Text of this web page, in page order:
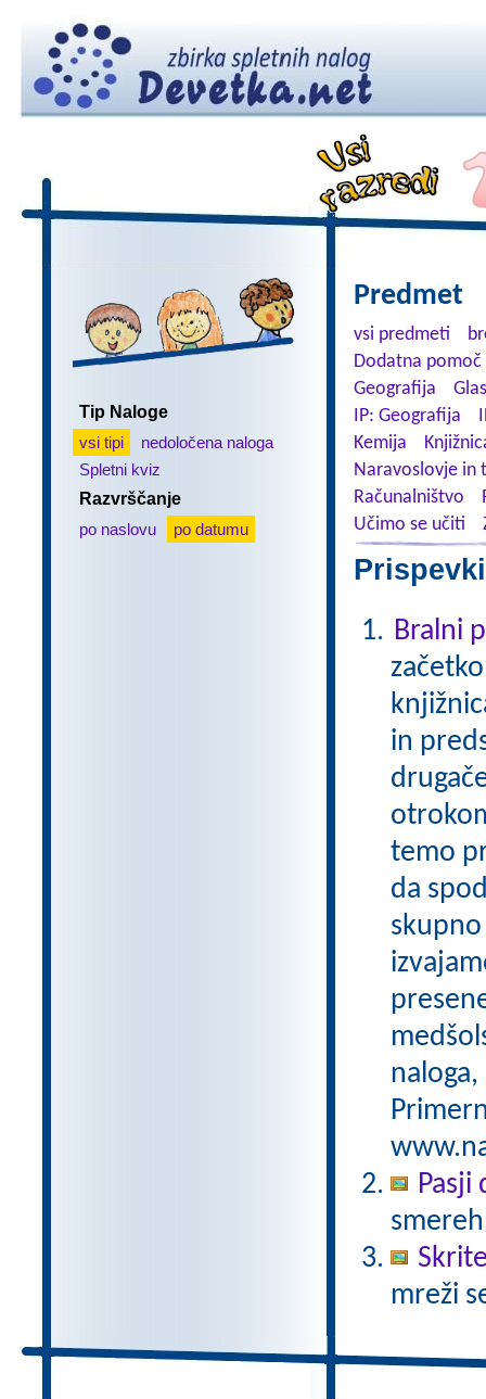
Tip Naloge
vsi tipi
nedoločena naloga
Spletni kviz
Razvrščanje
po naslovu
po datumu
Predmet
vsi predmeti
Dodatna
Geografija
IP: Geografija
Kemija
Naravoslovje in
Računalništvo
Učimo se učiti
Bralni
in
temo
da
Pasji
mreži